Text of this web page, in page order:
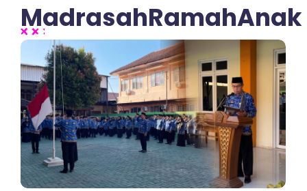
MadrasahRamahAnak
No Comments